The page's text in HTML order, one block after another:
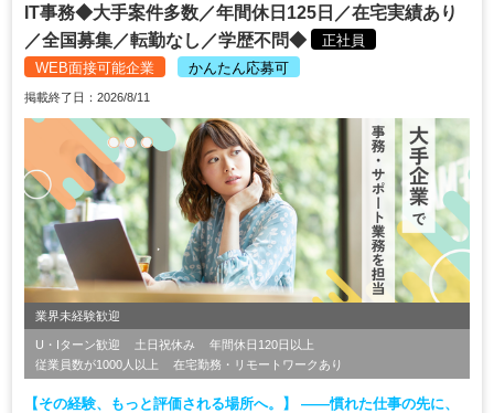
IT事務◆大手案件多数／年間休日125日／在宅実績あり
／全国募集／転勤なし／学歴不問◆
正社員
WEB面接可能企業
かんたん応募可
掲載終了日：2026/8/11
業界未経験歓迎
U・Iターン歓迎 土日祝休み
年間休日120日以上
従業員数が1000人以上
在宅勤務・リモートワークあり
【その経験、もっと評価される場所へ。】 ――慣れた仕事の先に、